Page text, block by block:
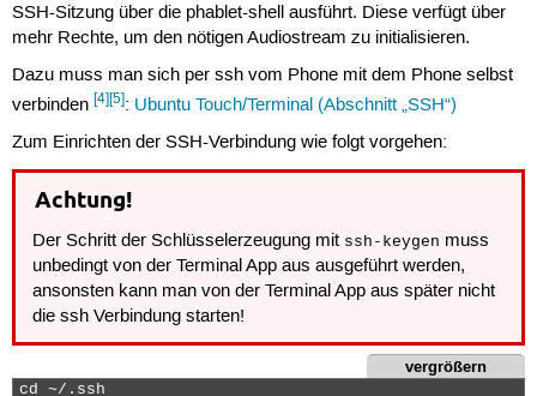
SSH-Sitzung über die phablet-shell ausführt. Diese verfügt über
mehr Rechte, um den nötigen Audiostream zu initialisieren.
Dazu muss man sich per ssh vom Phone mit dem Phone selbst
verbinden [4][5]: Ubuntu Touch/Terminal (Abschnitt „SSH“)
Zum Einrichten der SSH-Verbindung wie folgt vorgehen:
Achtung!
Der Schritt der Schlüsselerzeugung mit ssh-keygen muss
unbedingt von der Terminal App aus ausgeführt werden,
ansonsten kann man von der Terminal App aus später nicht
die ssh Verbindung starten!
vergrößern
cd ~/.ssh